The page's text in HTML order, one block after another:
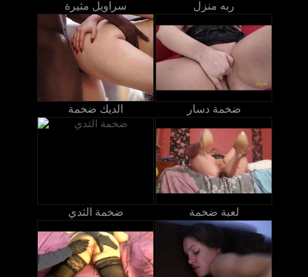
سراويل مثيرة ربه منزل
الديك ضخمة ضخمة دسار
ضخمة الثدي لعبة ضخمة